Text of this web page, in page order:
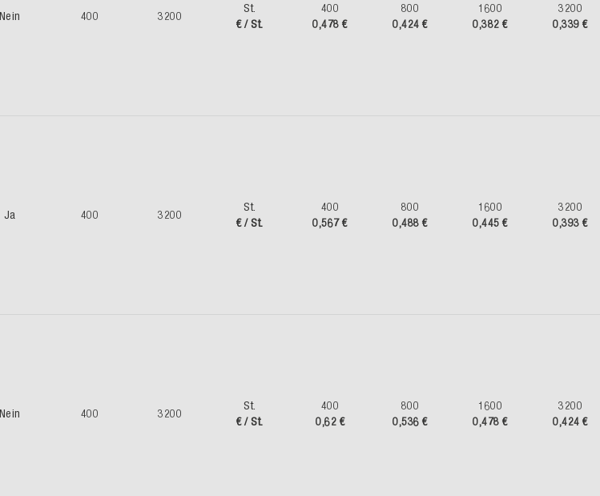
Nein 400 3200
St.
€ / St.
400
0,478 €
800
0,424 €
1600
0,382 €
3200
0,339 €
Ja 400 3200
St.
€ / St.
400
0,567 €
800
0,488 €
1600
0,445 €
3200
0,393 €
Nein 400 3200
St.
€ / St.
400
0,62 €
800
0,536 €
1600
0,478 €
3200
0,424 €